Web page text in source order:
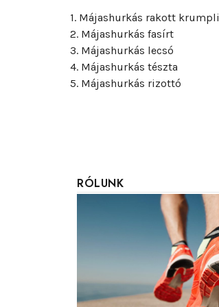
1. Májashurkás rakott krumpli
2. Májashurkás fasírt
3. Májashurkás lecsó
4. Májashurkás tészta
5. Májashurkás rizottó
RÓLUNK